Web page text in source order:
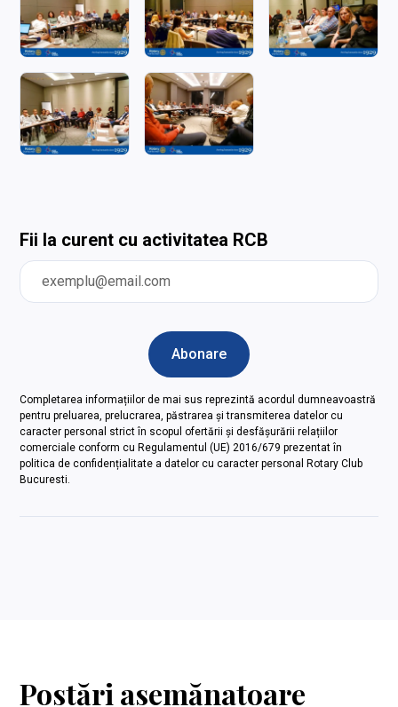
Fii la curent cu activitatea RCB
Completarea informațiilor de mai sus reprezintă acordul dumneavoastră
pentru preluarea, prelucrarea, păstrarea și transmiterea datelor cu
caracter personal strict în scopul ofertării și desfășurării relațiilor
comerciale conform cu Regulamentul (UE) 2016/679 prezentat în
politica de confidențialitate a datelor cu caracter personal Rotary Club
Bucuresti.
Postări asemănatoare